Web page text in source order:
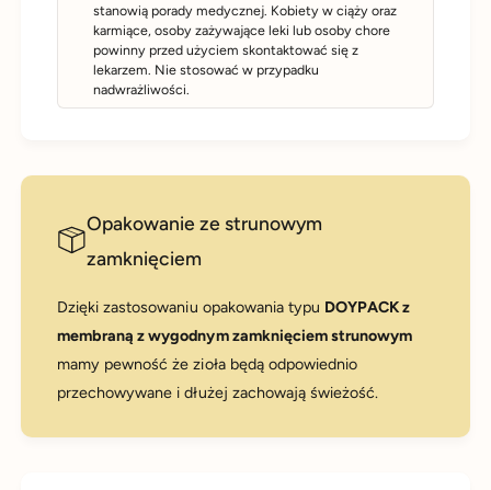
stanowią porady medycznej. Kobiety w ciąży oraz
karmiące, osoby zażywające leki lub osoby chore
powinny przed użyciem skontaktować się z
lekarzem. Nie stosować w przypadku
nadwrażliwości.
Opakowanie ze strunowym
zamknięciem
Dzięki zastosowaniu opakowania typu DOYPACK z
membraną z wygodnym zamknięciem strunowym
mamy pewność że zioła będą odpowiednio
przechowywane i dłużej zachowają świeżość.